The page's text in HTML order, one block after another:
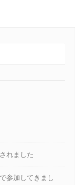
れました
参加してきまし